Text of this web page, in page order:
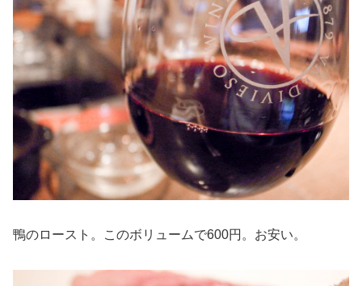
鴨のロースト。このボリュームで600円。お安い。